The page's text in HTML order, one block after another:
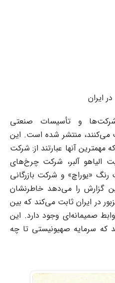
ایران
و تأسیسات صنعتی
می‌کنند، منتشر شده است. این
آنها عبارتند از: شرکت
الیاهو آلبر، شرکت چرخ‌های
«یوراچ» و شرکت بازرگانی
گزارش را می‌دهد خاطرنشان
در ایران ثابت می‌کند که بین
صمیمانه‌ای وجود دارد. این
سرمایه صهیونیستی تا چه